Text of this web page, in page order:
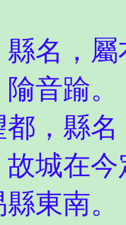
名，
音踰。
縣名，
城在
東南。